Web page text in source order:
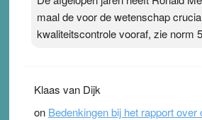
maal de voor de wetenschap
kwaliteitscontrole vooraf, zie norm
Klaas van Dijk
on Bedenkingen bij het rapport